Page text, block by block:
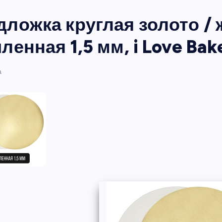
круглая золото /
1,5 мм, i Love